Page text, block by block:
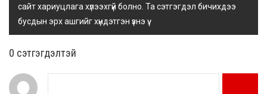
сайт хариуцлага хүлээхгүй болно. Та сэтгэгдэл бичихдээ
бусдын эрх ашгийг хүндэтгэн үзнэ үү.
0 cэтгэгдэлтэй